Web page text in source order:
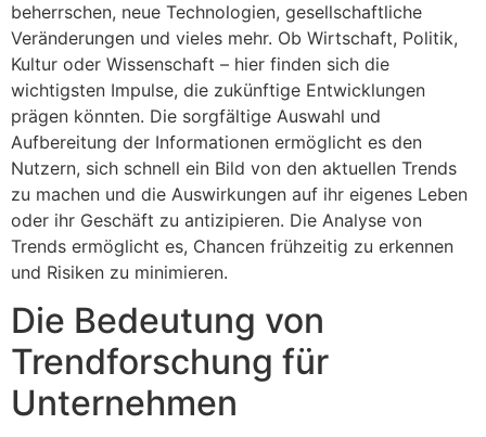
beherrschen, neue Technologien, gesellschaftliche
Veränderungen und vieles mehr. Ob Wirtschaft, Politik,
Kultur oder Wissenschaft – hier finden sich die
wichtigsten Impulse, die zukünftige Entwicklungen
prägen könnten. Die sorgfältige Auswahl und
Aufbereitung der Informationen ermöglicht es den
Nutzern, sich schnell ein Bild von den aktuellen Trends
zu machen und die Auswirkungen auf ihr eigenes Leben
oder ihr Geschäft zu antizipieren. Die Analyse von
Trends ermöglicht es, Chancen frühzeitig zu erkennen
und Risiken zu minimieren.
Die Bedeutung von
Trendforschung für
Unternehmen